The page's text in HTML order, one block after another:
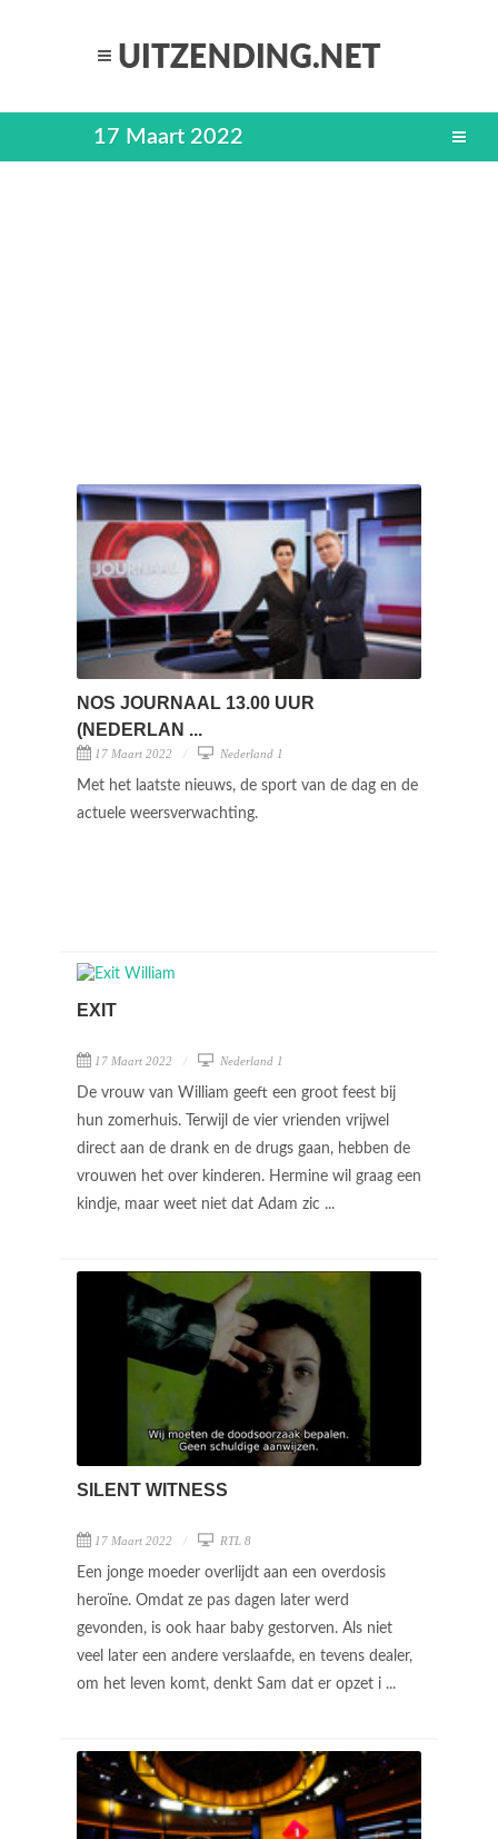
17 Maart 2022
NOS JOURNAAL 13.00 UUR
(NEDERLAN ...
17 Maart 2022 Nederland 1
Met het laatste nieuws, de sport van de dag en de
actuele weersverwachting.
EXIT
17 Maart 2022 Nederland 1
De vrouw van William geeft een groot feest bij
hun zomerhuis. Terwijl de vier vrienden vrijwel
direct aan de drank en de drugs gaan, hebben de
vrouwen het over kinderen. Hermine wil graag een
kindje, maar weet niet dat Adam zic ...
SILENT WITNESS
17 Maart 2022 RTL 8
Een jonge moeder overlijdt aan een overdosis
heroïne. Omdat ze pas dagen later werd
gevonden, is ook haar baby gestorven. Als niet
veel later een andere verslaafde, en tevens dealer,
om het leven komt, denkt Sam dat er opzet i ...